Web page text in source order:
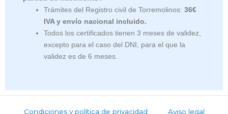
Trámites del Registro civil de Torremolinos:36€
IVA y envío nacional incluido.
Todos los certificados tienen 3 meses de validez,
excepto para el caso del DNI, para el que la
validez es de 6 meses.
Condiciones y política de privacidad Aviso legal